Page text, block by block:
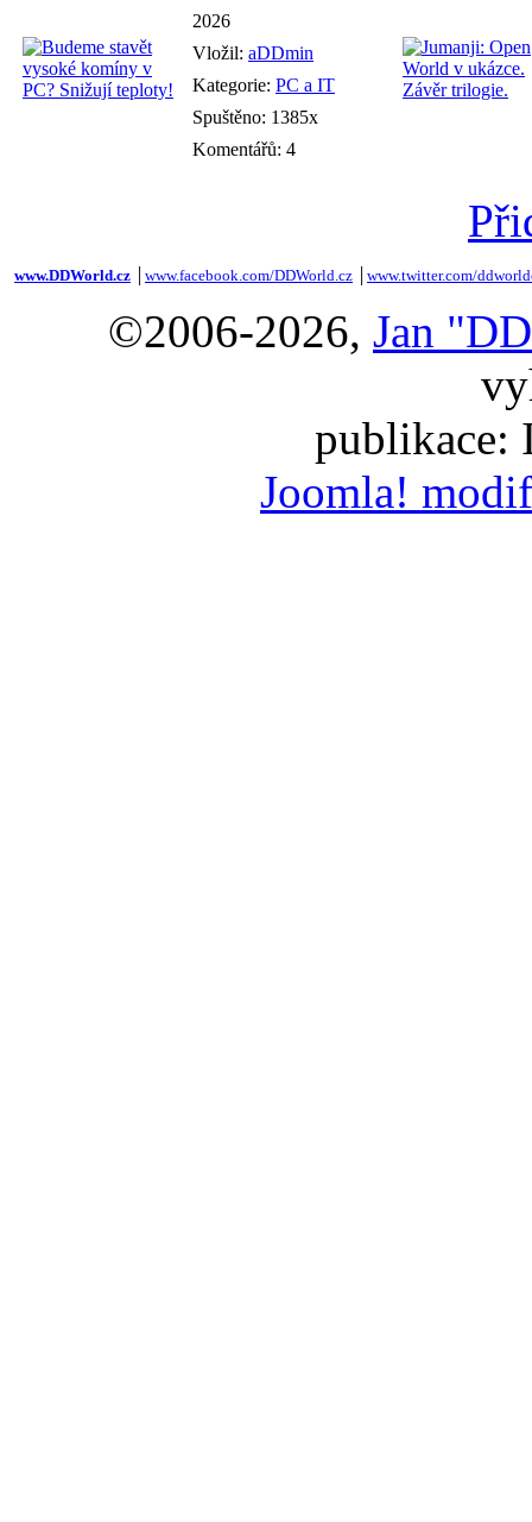
2026
Vložil: aDDmin
Kategorie: PC a IT
Spuštěno: 1385x
Komentářů: 4
www.DDWorld.cz www.facebook.com/DDWorld.cz www.twitter.com/
©2006-2026, Jan
publikace:
Joomla!